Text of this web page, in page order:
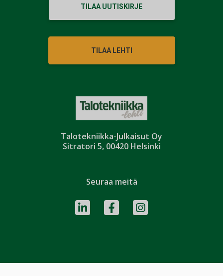
Talotekniikka-Julkaisut Oy
Sitratori 5, 00420 Helsinki
TILAA UUTISKIRJE
TILAA LEHTI
Seuraa meitä